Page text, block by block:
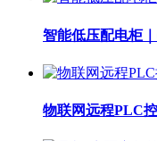
智能低压配电柜
物联网远程PLC